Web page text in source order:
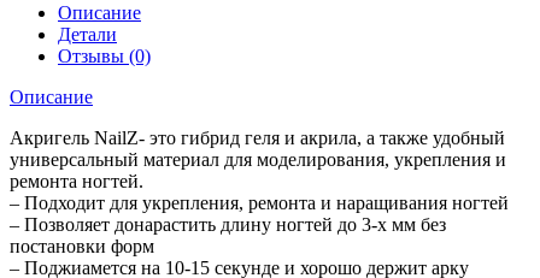
Описание
Детали
Отзывы (0)
Описание
Акригель NailZ- это гибрид геля и акрила, а также удобный
универсальный материал для моделирования, укрепления и
ремонта ногтей.
– Подходит для укрепления, ремонта и наращивания ногтей
– Позволяет донарастить длину ногтей до 3-х мм без
постановки форм
– Поджиамется на 10-15 секунде и хорошо держит арку